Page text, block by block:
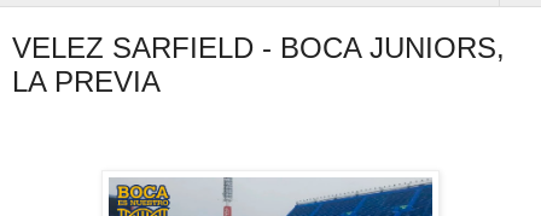
VELEZ SARFIELD - BOCA JUNIORS,
LA PREVIA